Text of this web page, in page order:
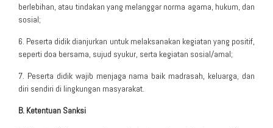
berlebihan, atau tindakan yang melanggar norma agama, hukum, dan
sosial;
6. Peserta didik dianjurkan untuk melaksanakan kegiatan yang positif,
seperti doa bersama, sujud syukur, serta kegiatan sosial/amal;
7. Peserta didik wajib menjaga nama baik madrasah, keluarga, dan
diri sendiri di lingkungan masyarakat.
B. Ketentuan Sanksi